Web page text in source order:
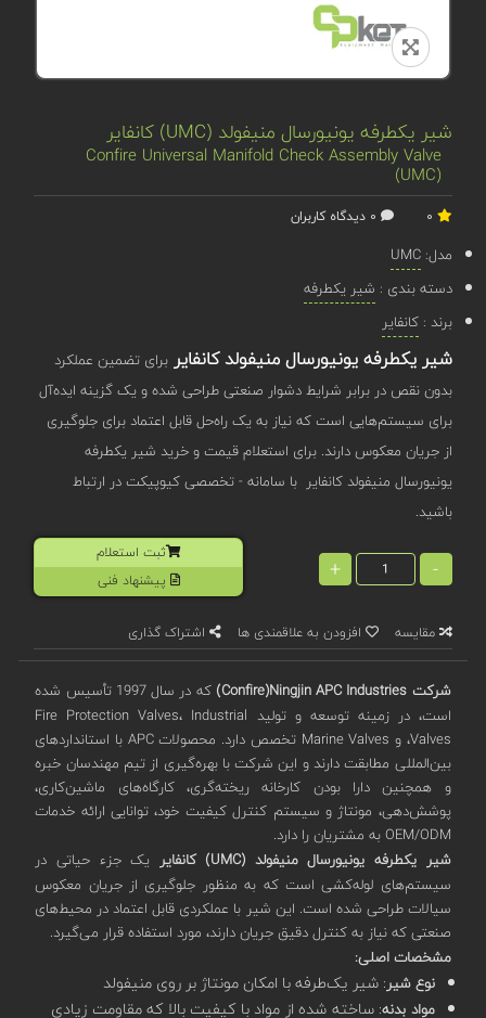
شیر یکطرفه یونیورسال منیفولد (UMC) کانفایر
Confire Universal Manifold Check Assembly Valve
(UMC)
مدل:UMC
دسته بندی : شیر یکطرفه
برند :کانفایر
شیر یکطرفه یونیورسال منیفولد کانفایربرای تضمین عملکرد
بدون نقص در برابر شرایط دشوار صنعتی طراحی شده و یک گزینه ایده‌آل
برای سیستم‌هایی است که نیاز به یک راه‌حل قابل اعتماد برای جلوگیری
از جریان معکوس دارند. برای استعلام قیمت و خرید شیر یکطرفه
یونیورسال منیفولد کانفایر با سامانه - تخصصی کیوپیکت در ارتباط
باشید.
-
+
ثبت استعلام
پیشنهاد فنی
مقایسه افزودن به علاقمندی ها اشتراک گذاری
شرکت Confire)Ningjin APC Industries)
که در سال 1997 تأسیس شده
است، در زمینه توسعه و تولید Fire Protection Valves، Industrial
Valves، و Marine Valves تخصص دارد. محصولات APC با استانداردهای
بین‌المللی مطابقت دارند و این شرکت با بهره‌گیری از تیم مهندسان خبره
و همچنین دارا بودن کارخانه ریخته‌گری، کارگاه‌های ماشین‌کاری،
پوشش‌دهی، مونتاژ و سیستم کنترل کیفیت خود، توانایی ارائه خدمات
OEM/ODM به مشتریان را دارد.
شیر یکطرفه یونیورسال منیفولد (UMC) کانفایر
یک جزء حیاتی در
سیستم‌های لوله‌کشی است که به منظور جلوگیری از جریان معکوس
سیالات طراحی شده است. این شیر با عملکردی قابل اعتماد در محیط‌های
صنعتی که نیاز به کنترل دقیق جریان دارند، مورد استفاده قرار می‌گیرد.
مشخصات اصلی:
نوع شیر: شیر یک‌طرفه با امکان مونتاژ بر روی منیفولد
مواد بدنه: ساخته شده از مواد با کیفیت بالا که مقاومت زیادی